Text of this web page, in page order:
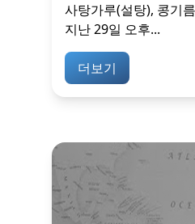
사탕가루(설탕), 콩기
지난 29일 오후...
더보기